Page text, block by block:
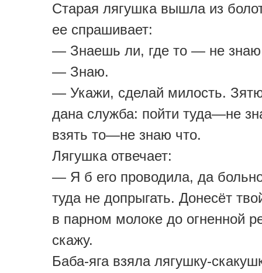
Старая лягушка вышла из
ее спрашивает:
— Знаешь ли, где то — не знаю
— Знаю.
— Укажи, сделай милость.
дана служба: пойти туда—не
взять то—не знаю что.
Лягушка отвечает:
— Я б его проводила, да
туда не допрыгать. Донесёт
в парном молоке до огненной
скажу.
Баба-яга взяла лягушку-